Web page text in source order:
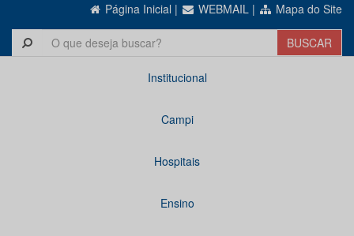
Página Inicial | WEBMAIL | Mapa do Site
Institucional
Campi
Hospitais
Ensino